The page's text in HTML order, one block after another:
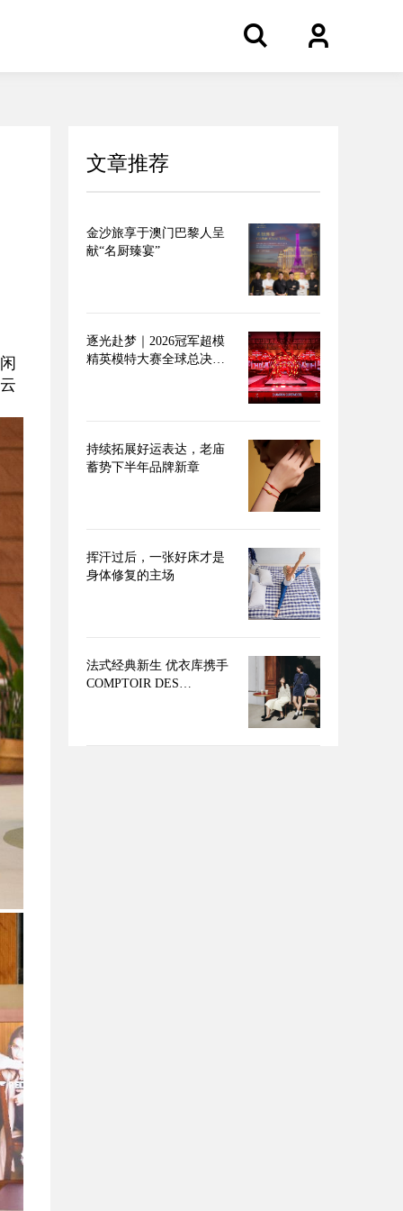
文章推荐
金沙旅享于澳门巴黎人呈
献“名厨臻宴”
逐光赴梦｜2026冠军超模
精英模特大赛全球总决赛
持续拓展好运表达，老庙
蓄势下半年品牌新章
挥汗过后，一张好床才是
身体修复的主场
法式经典新生 优衣库携手
COMPTOIR DES